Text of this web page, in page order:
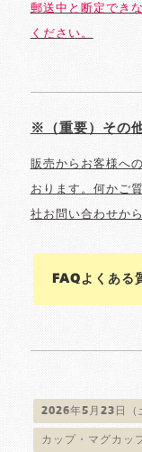
郵送中と断定でき
ください。
※（重要）その
販売からお客様へ
おります。何かご
社お問い合わせか
FAQよくある
2026年5月23日（
カップ・マグカッ